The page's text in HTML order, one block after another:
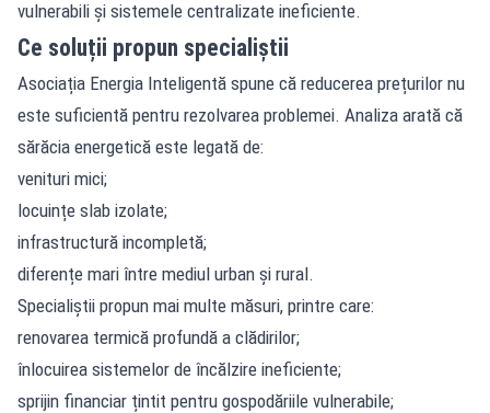
vulnerabili și sistemele centralizate ineficiente.
Ce soluții propun specialiștii
Asociația Energia Inteligentă spune că reducerea prețurilor nu
este suficientă pentru rezolvarea problemei. Analiza arată că
sărăcia energetică este legată de:
venituri mici;
locuințe slab izolate;
infrastructură incompletă;
diferențe mari între mediul urban și rural.
Specialiștii propun mai multe măsuri, printre care:
renovarea termică profundă a clădirilor;
înlocuirea sistemelor de încălzire ineficiente;
sprijin financiar țintit pentru gospodăriile vulnerabile;